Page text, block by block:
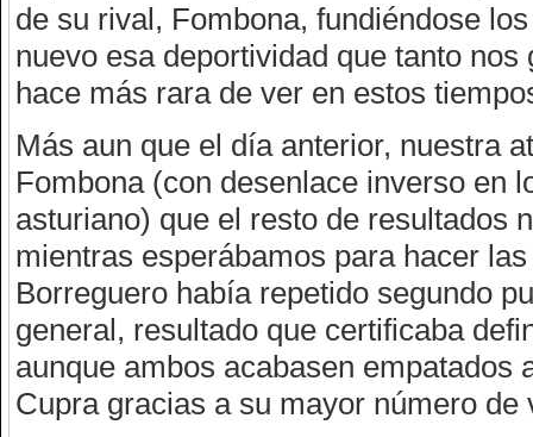
de su rival, Fombona, fundiéndose
nuevo esa deportividad que tanto
hace más rara de ver en estos
Más aun que el día anterior, nuestra
Fombona (con desenlace inverso en
asturiano) que el resto de resultados
mientras esperábamos para hacer
Borreguero había repetido segundo
general, resultado que certificaba
aunque ambos acabasen empatados
Cupra gracias a su mayor número de